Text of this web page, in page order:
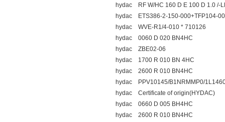
hydac RF W/HC 160 D E 100 D 1.0 /-
hydac ETS386-2-150-000+TFP104-
hydac WVE-R1/4-010 * 710126
hydac 0060 D 020 BN4HC
hydac ZBE02-06
hydac 1700 R 010 BN 4HC
hydac 2600 R 010 BN4HC
hydac PPV10145/B1NRMMP0/
hydac Certificate of origin(HYDAC)
hydac 0660 D 005 BH4HC
hydac 2600 R 010 BN4HC